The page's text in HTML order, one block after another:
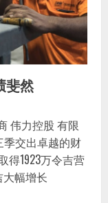
斐然
伟力控股 有限
季交出卓越的财
得1923万令吉营
幅增长